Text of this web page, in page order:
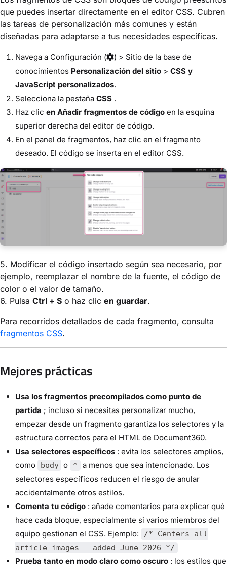
que puedes insertar directamente en el editor CSS. Cubren
las tareas de personalización más comunes y están
diseñadas para adaptarse a tus necesidades específicas.
Navega a Configuración ( ) > Sitio de la base de
conocimientos Personalización del sitio > CSS y
JavaScript personalizados.
Selecciona la pestaña CSS .
Haz clic en Añadir fragmentos de código en la esquina
superior derecha del editor de código.
En el panel de fragmentos, haz clic en el fragmento
deseado. El código se inserta en el editor CSS.
5. Modificar el código insertado según sea necesario, por
ejemplo, reemplazar el nombre de la fuente, el código de
color o el valor de tamaño.
6. Pulsa Ctrl + S o haz clic en guardar.
Para recorridos detallados de cada fragmento, consulta
fragmentos CSS.
Mejores prácticas
Usa los fragmentos precompilados como punto de
partida ; incluso si necesitas personalizar mucho,
empezar desde un fragmento garantiza los selectores y la
estructura correctos para el HTML de Document360.
Usa selectores específicos : evita los selectores amplios,
como
body o *
a menos que sea intencionado. Los
selectores específicos reducen el riesgo de anular
accidentalmente otros estilos.
Comenta tu código : añade comentarios para explicar qué
hace cada bloque, especialmente si varios miembros del
equipo gestionan el CSS. Ejemplo:
/* Centers all
article images — added June 2026 */
Prueba tanto en modo claro como oscuro : los estilos que